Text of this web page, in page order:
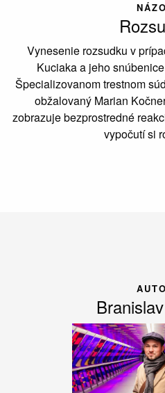
Vynesenie rozsudku v
Kuciaka a jeho
Špecializovanom trestnom
obžalovaný Marian
zobrazuje bezprostredné
vypočutí si